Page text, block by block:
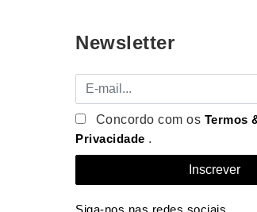
Newsletter
E-mail
Concordo com os Termos
Privacidade .